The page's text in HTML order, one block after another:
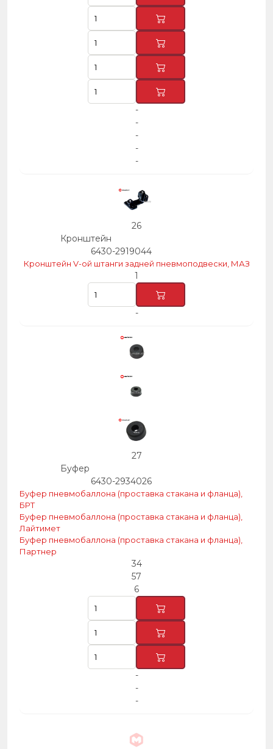
-
-
-
-
-
26
Кронштейн
6430-2919044
Кронштейн V-ой штанги задней пневмоподвески, МАЗ
1
-
27
Буфер
6430-2934026
Буфер пневмобаллона (проставка стакана и фланца),
БРТ
Буфер пневмобаллона (проставка стакана и фланца),
Лайтимет
Буфер пневмобаллона (проставка стакана и фланца),
Партнер
34
57
6
-
-
-